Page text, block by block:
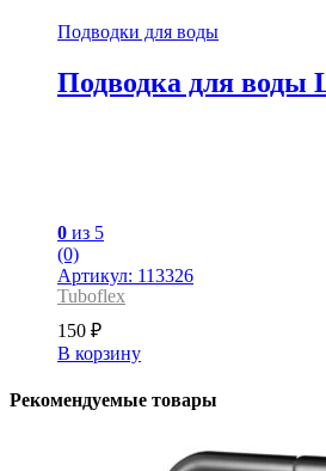
Подводки для воды
Подводка для воды
0 из 5
(0)
Артикул: 113326
Tuboflex
150 ₽
В корзину
Рекомендуемые товары